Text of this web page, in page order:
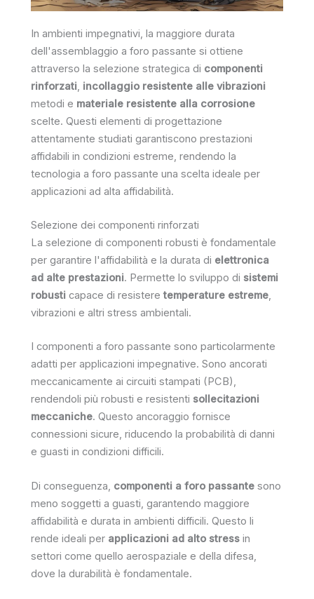
In ambienti impegnativi, la maggiore durata
dell'assemblaggio a foro passante si ottiene
attraverso la selezione strategica di componenti
rinforzati incollaggio resistente alle vibrazioni
metodi e materiale resistente alla corrosione
scelte. Questi elementi di progettazione
attentamente studiati garantiscono prestazioni
affidabili in condizioni estreme, rendendo la
tecnologia a foro passante una scelta ideale per
applicazioni ad alta affidabilità.
Selezione dei componenti rinforzati
La selezione di componenti robusti è fondamentale
per garantire l'affidabilità e la durata di elettronica
ad alte prestazioni. Permette lo sviluppo di sistemi
robusti capace di resistere temperature estreme,
vibrazioni e altri stress ambientali.
I componenti a foro passante sono particolarmente
adatti per applicazioni impegnative. Sono ancorati
meccanicamente ai circuiti stampati (PCB),
rendendoli più robusti e resistenti sollecitazioni
meccaniche. Questo ancoraggio fornisce
connessioni sicure, riducendo la probabilità di danni
e guasti in condizioni difficili.
Di conseguenza, componenti a foro passante sono
meno soggetti a guasti, garantendo maggiore
affidabilità e durata in ambienti difficili. Questo li
rende ideali per applicazioni ad alto stress in
settori come quello aerospaziale e della difesa,
dove la durabilità è fondamentale.